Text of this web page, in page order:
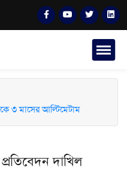
৩ মাসের আল্টিমেটাম
দাখিল